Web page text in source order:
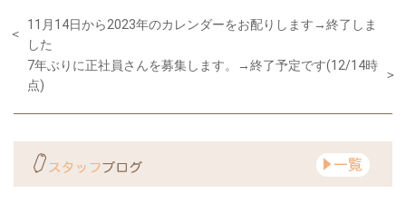
11月14日から2023年のカレンダーをお配りします→終了しま
した
7年ぶりに正社員さんを募集します。→終了予定です(12/14時
点)